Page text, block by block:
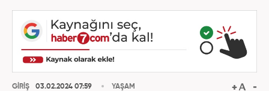
GİRİŞ
03.02.2024 07:59
YAŞAM